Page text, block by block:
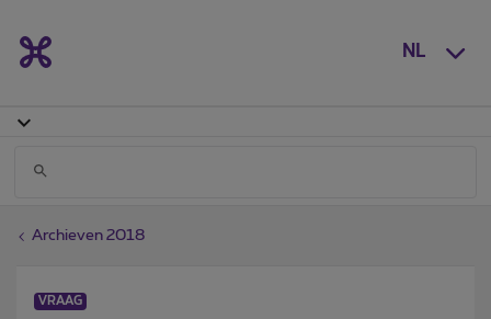
NL
Archieven 2018
VRAAG